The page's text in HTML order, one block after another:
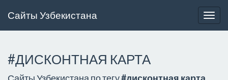
Сайты Узбекистана
#ДИСКОНТНАЯ КАРТА
Сайты Узбекистана по тегу#дисконтная карта